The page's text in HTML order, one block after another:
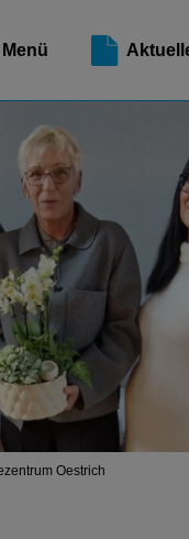
Menü
Oestrich